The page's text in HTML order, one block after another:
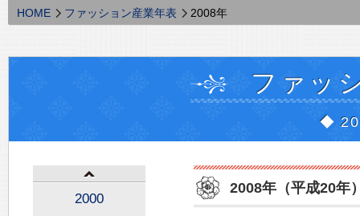
HOME ファッション産業年表 2008年
ファッ
◆
2000
2008年（平成20年